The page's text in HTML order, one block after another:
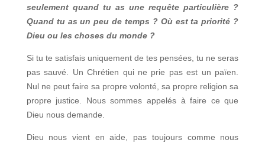
seulement quand tu as une requête particulière ?
Quand tu as un peu de temps ? Où est ta priorité ?
Dieu ou les choses du monde ?
Si tu te satisfais uniquement de tes pensées, tu ne seras
pas sauvé. Un Chrétien qui ne prie pas est un païen.
Nul ne peut faire sa propre volonté, sa propre religion sa
propre justice. Nous sommes appelés à faire ce que
Dieu nous demande.
Dieu nous vient en aide, pas toujours comme nous